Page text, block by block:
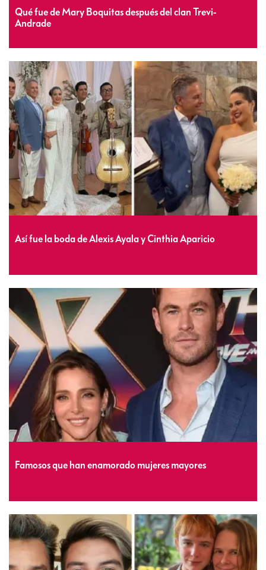
Qué fue de Mary Boquitas después del clan Trevi-
Andrade
Así fue la boda de Alexis Ayala y Cinthia Aparicio
Famosos que han enamorado mujeres mayores